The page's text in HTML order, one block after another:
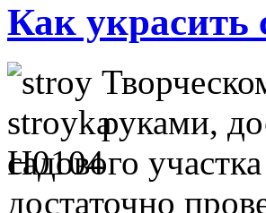
Как украсить
руками,
садового
достаточно